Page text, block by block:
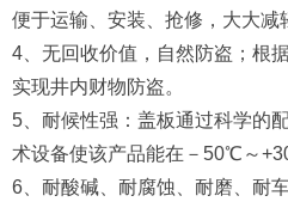
便于运输、安装、抢修，大大减
4、无回收价值，自然防盗；根
实现井内财物防盗。
5、耐候性强：盖板通过科学的
术设备使该产品能在－50℃～
6、耐酸碱、耐腐蚀、耐磨、耐